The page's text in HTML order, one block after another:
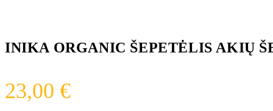
INIKA ORGANIC ŠEPETĖLIS AKIŲ
23,00 €